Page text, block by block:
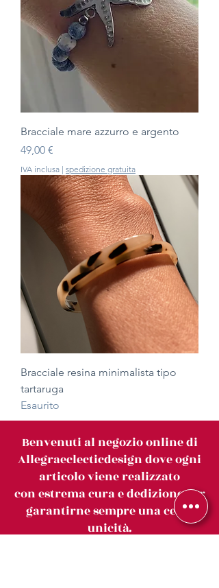
Bracciale mare azzurro e argento
Prezzo
49,00 €
IVA inclusa | spedizione gratuita
Bracciale resina minimalista tipo
tartaruga
Esaurito
Benvenuti al negozio online di
Allegraeclecticdesign dove ogni
articolo viene realizzato
con estrema cura e dedizione per
garantirne sempre una certa
unicità.